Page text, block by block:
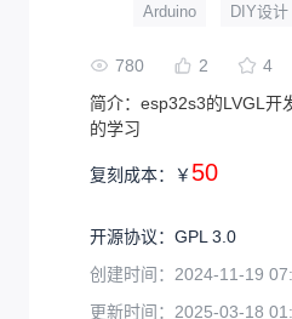
Arduino DIY设计
780 2 4
简介： esp32s3的LVGL开
的学习
复刻成本： ￥ 50
开源协议： GPL 3.0
创建时间： 2024-11-19
更新时间： 2025-03-18